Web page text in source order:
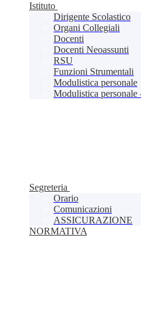
Istituto
Dirigente Scolastico
Organi Collegiali
Docenti
Docenti Neoassunti
RSU
Funzioni Strumentali
Modulistica personale
Modulistica personale
Segreteria
Orario
Comunicazioni
ASSICURAZIONE
NORMATIVA